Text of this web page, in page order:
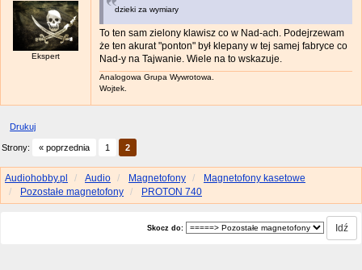
Ekspert
dzieki za wymiary
To ten sam zielony klawisz co w Nad-ach. Podejrzewam
że ten akurat "ponton" był klepany w tej samej fabryce co
Nad-y na Tajwanie. Wiele na to wskazuje.
Analogowa Grupa Wywrotowa.
Wojtek.
Drukuj
Strony: « poprzednia 1 2
Audiohobby.pl Audio Magnetofony
Magnetofony kasetowe
Pozostałe magnetofony
PROTON 740
Skocz do: